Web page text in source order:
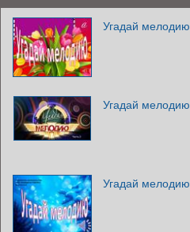
Угадай мелодию
Угадай мелодию
Угадай мелодию